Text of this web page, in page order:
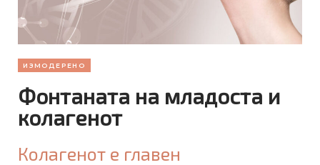
ИЗМОДЕРЕНО
Фонтаната на младоста и
колагенот
Колагенот е главен